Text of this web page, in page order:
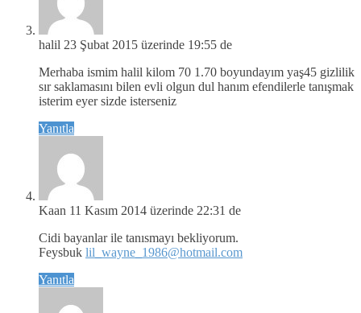
halil 23 Şubat 2015 üzerinde 19:55 de
Merhaba ismim halil kilom 70 1.70 boyundayım yaş45 gizlilik
sır saklamasını bilen evli olgun dul hanım efendilerle tanışmak
isterim eyer sizde isterseniz
Yanıtla
Kaan 11 Kasım 2014 üzerinde 22:31 de
Cidi bayanlar ile tanısmayı bekliyorum.
Feysbuk lil_wayne_1986@hotmail.com
Yanıtla